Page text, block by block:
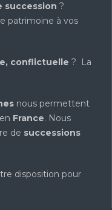
succession ?
patrimoine à vos
conflictuelle ? La
nous permettent
France. Nous
de successions
disposition pour